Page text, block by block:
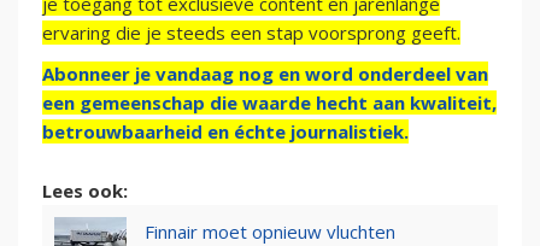
ervaring die je steeds een stap voorsprong geeft.
Abonneer je vandaag nog en word onderdeel van
een gemeenschap die waarde hecht aan kwaliteit,
betrouwbaarheid en échte journalistiek.
Lees ook:
Finnair moet opnieuw vluchten